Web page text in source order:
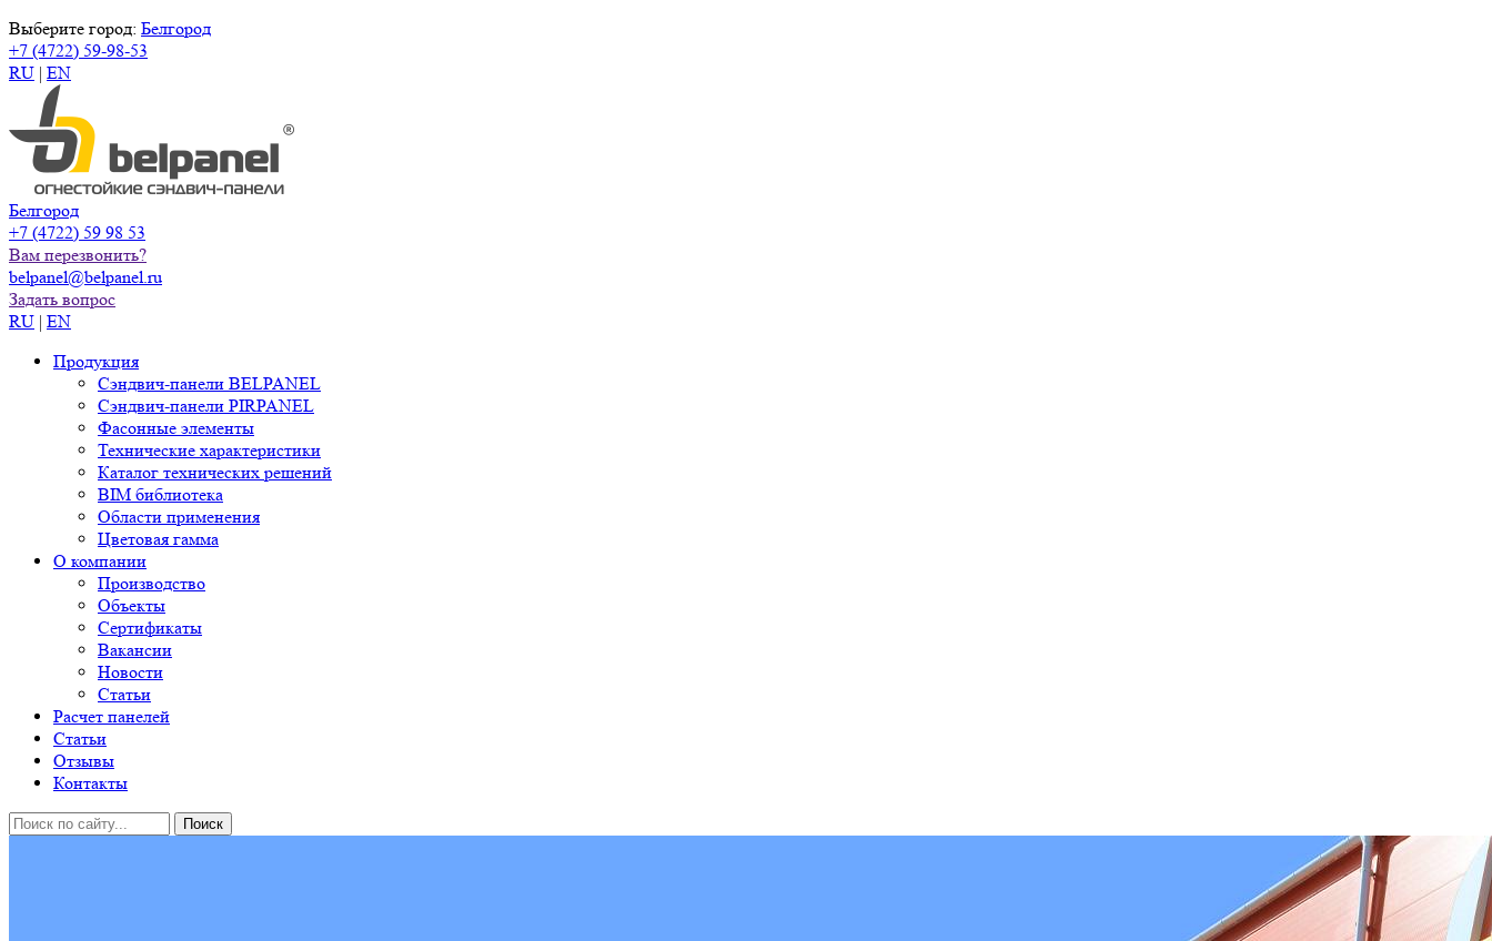
Выберите город: Белгород
+7 (4722) 59-98-53
RU | EN
Белгород
+7 (4722) 59 98 53
Вам перезвонить?
belpanel@belpanel.ru
Задать вопрос
RU | EN
Продукция
Сэндвич-панели BELPANEL
Сэндвич-панели PIRPANEL
Фасонные элементы
Технические характеристики
Каталог технических решений
BIM библиотека
Области применения
Цветовая гамма
О компании
Производство
Объекты
Сертификаты
Вакансии
Новости
Статьи
Расчет панелей
Статьи
Отзывы
Контакты